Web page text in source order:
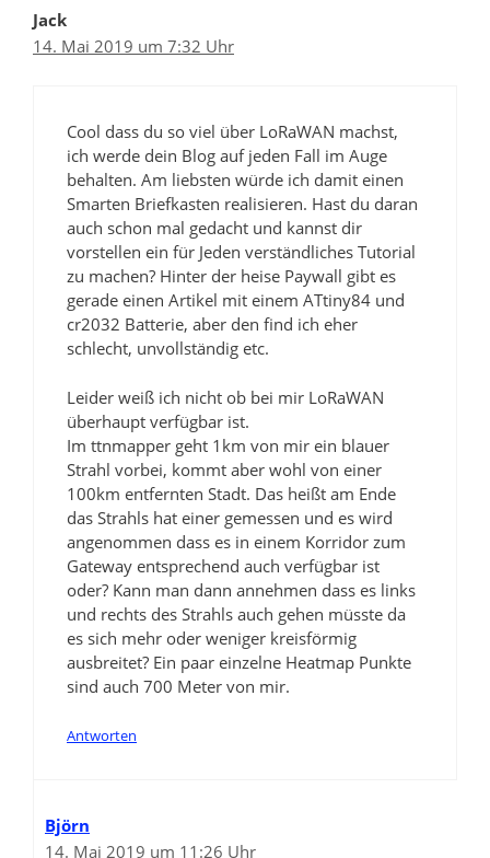
Jack
14. Mai 2019 um 7:32 Uhr
Cool dass du so viel über LoRaWAN machst,
ich werde dein Blog auf jeden Fall im Auge
behalten. Am liebsten würde ich damit einen
Smarten Briefkasten realisieren. Hast du daran
auch schon mal gedacht und kannst dir
vorstellen ein für Jeden verständliches Tutorial
zu machen? Hinter der heise Paywall gibt es
gerade einen Artikel mit einem ATtiny84 und
cr2032 Batterie, aber den find ich eher
schlecht, unvollständig etc.
Leider weiß ich nicht ob bei mir LoRaWAN
überhaupt verfügbar ist.
Im ttnmapper geht 1km von mir ein blauer
Strahl vorbei, kommt aber wohl von einer
100km entfernten Stadt. Das heißt am Ende
das Strahls hat einer gemessen und es wird
angenommen dass es in einem Korridor zum
Gateway entsprechend auch verfügbar ist
oder? Kann man dann annehmen dass es links
und rechts des Strahls auch gehen müsste da
es sich mehr oder weniger kreisförmig
ausbreitet? Ein paar einzelne Heatmap Punkte
sind auch 700 Meter von mir.
Antworten
Björn
14. Mai 2019 um 11:26 Uhr